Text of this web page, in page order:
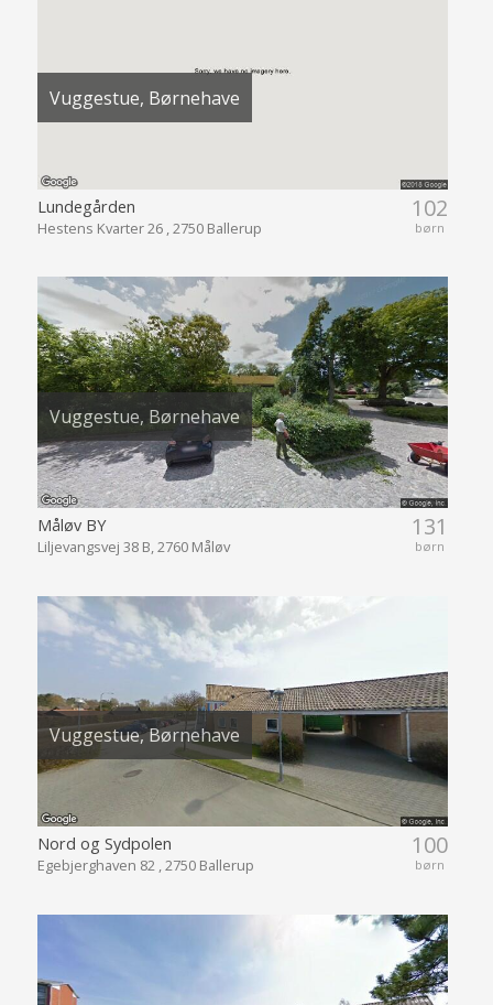
Vuggestue, Børnehave
102
børn
Lundegården
Hestens Kvarter 26 , 2750 Ballerup
Vuggestue, Børnehave
131
børn
Måløv BY
Liljevangsvej 38 B, 2760 Måløv
Vuggestue, Børnehave
100
børn
Nord og Sydpolen
Egebjerghaven 82 , 2750 Ballerup